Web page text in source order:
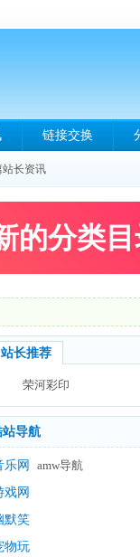
链接交换
站长资讯
的分类
站长推荐
荣河彩印
站导航
乐网
amw导航
戏网
默笑
物玩